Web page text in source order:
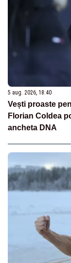
5 aug. 2026, 18:40
Vești proaste
Florian Coldea
ancheta DNA